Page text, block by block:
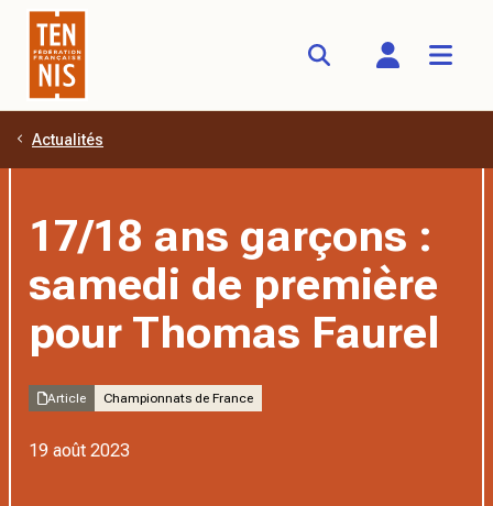
Aller au contenu principal
Actualités
17/18 ans garçons :
samedi de première
pour Thomas Faurel
Article Championnats de France
19 août 2023